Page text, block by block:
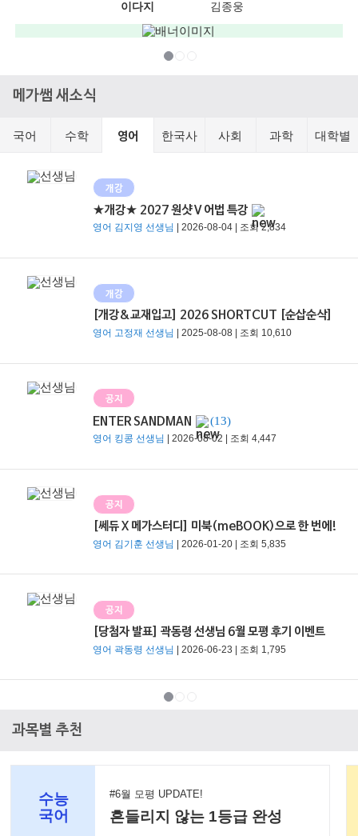
이다지 김종웅
메가쌤 새소식
국어 수학 영어 한국사 사회 과학 대학별
개강
★개강★ 2027 원샷 V 어법 특강
영어 김지영 선생님 | 2026-08-04 | 조회 2,834
개강
[개강&교재입고] 2026 SHORTCUT [순삽순삭]
영어 고정재 선생님 | 2025-08-08 | 조회 10,610
공지
ENTER SANDMAN (13)
영어 킹콩 선생님 | 2026-08-02 | 조회 4,447
공지
[쎄듀 X 메가스터디] 미북(meBOOK)으로 한 번에!
영어 김기훈 선생님 | 2026-01-20 | 조회 5,835
공지
[당첨자 발표] 곽동령 선생님 6월 모평 후기 이벤트
영어 곽동령 선생님 | 2026-06-23 | 조회 1,795
과목별 추천
수능
국어
#6월 모평 UPDATE!
흔들리지 않는 1등급 완성